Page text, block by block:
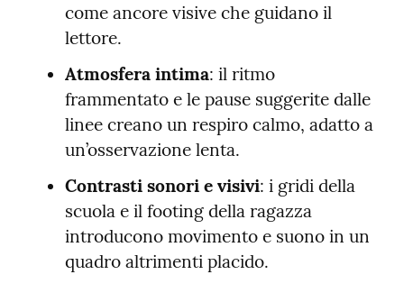
come ancore visive che guidano il
lettore.
Atmosfera intima: il ritmo
frammentato e le pause suggerite dalle
linee creano un respiro calmo, adatto a
un’osservazione lenta.
Contrasti sonori e visivi: i gridi della
scuola e il footing della ragazza
introducono movimento e suono in un
quadro altrimenti placido.